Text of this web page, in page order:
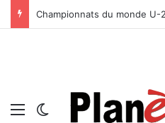
Menu Switch skin